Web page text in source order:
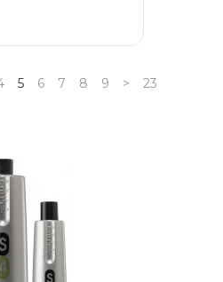
5 6 7 8 9 > 23